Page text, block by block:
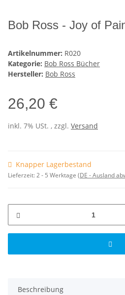
Bob Ross - Joy of
Artikelnummer: R020
Kategorie: Bob Ross Bücher
Hersteller: Bob Ross
26,20 €
inkl. 7% USt. , zzgl. Versand
Knapper Lagerbestand
Lieferzeit:2 - 5 Werktage (DE - Ausland
Beschreibung